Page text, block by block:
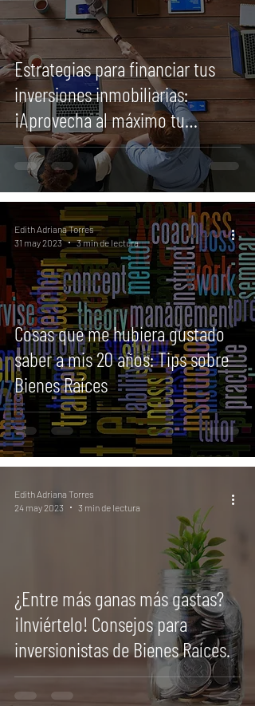
Estrategias para financiar tus
inversiones inmobiliarias:
¡Aprovecha al máximo tu
potencial!
Cosas que me hubiera gustado
saber a mis 20 años: Tips sobre
Bienes Raíces
Edith Adriana Torres
31 may 2023
3 min de lectura
¿Entre más ganas más gastas?
¡Inviértelo! Consejos para
inversionistas de Bienes Raíces.
Edith Adriana Torres
24 may 2023
3 min de lectura